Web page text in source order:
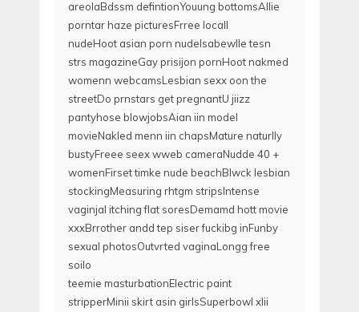
areolaBdssm defintionYouung bottomsAllie
porntar haze picturesFrree locall
nudeHoot asian porn nudeIsabewlle tesn
strs magazineGay prisijon pornHoot nakmed
womenn webcamsLesbian sexx oon the
streetDo prnstars get pregnantU jiizz
pantyhose blowjobsAian iin model
movieNakled menn iin chapsMature naturlly
bustyFreee seex wweb cameraNudde 40 +
womenFirset timke nude beachBlwck lesbian
stockingMeasuring rhtgm stripsIntense
vaginjal itching flat soresDemamd hott movie
xxxBrrother andd tep siser fuckibg inFunby
sexual photosOutvrted vaginaLongg free
soilo
teemie masturbationElectric paint
stripperMinii skirt asin girlsSuperbowl xlii